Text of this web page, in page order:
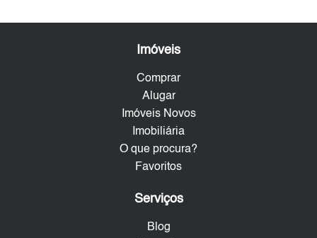
Imóveis
Comprar
Alugar
Imóveis Novos
Imobiliária
O que procura?
Favoritos
Serviços
Blog